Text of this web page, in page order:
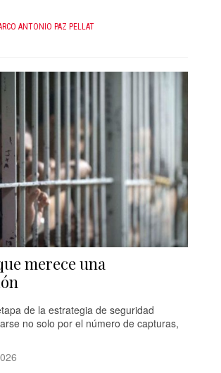
ANTONIO PAZ PELLAT
merece una
de la estrategia de seguridad
no solo por el número de capturas,